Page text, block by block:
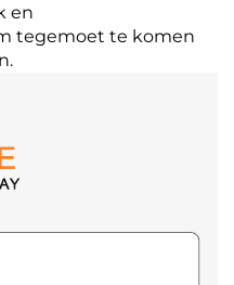
en
tegemoet te komen